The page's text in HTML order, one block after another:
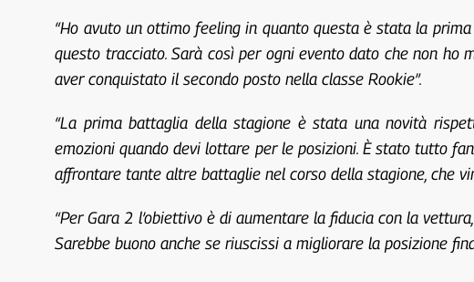
“Ho avuto un ottimo feeling in quanto questa è stata la
questo tracciato. Sarà così per ogni evento dato che non ho
aver conquistato il secondo posto nella classe Rookie”.
“La prima battaglia della stagione è stata una novità
emozioni quando devi lottare per le posizioni. È stato tutto
affrontare tante altre battaglie nel corso della stagione, che
“Per Gara 2 l’obiettivo è di aumentare la fiducia con la
Sarebbe buono anche se riuscissi a migliorare la posizione